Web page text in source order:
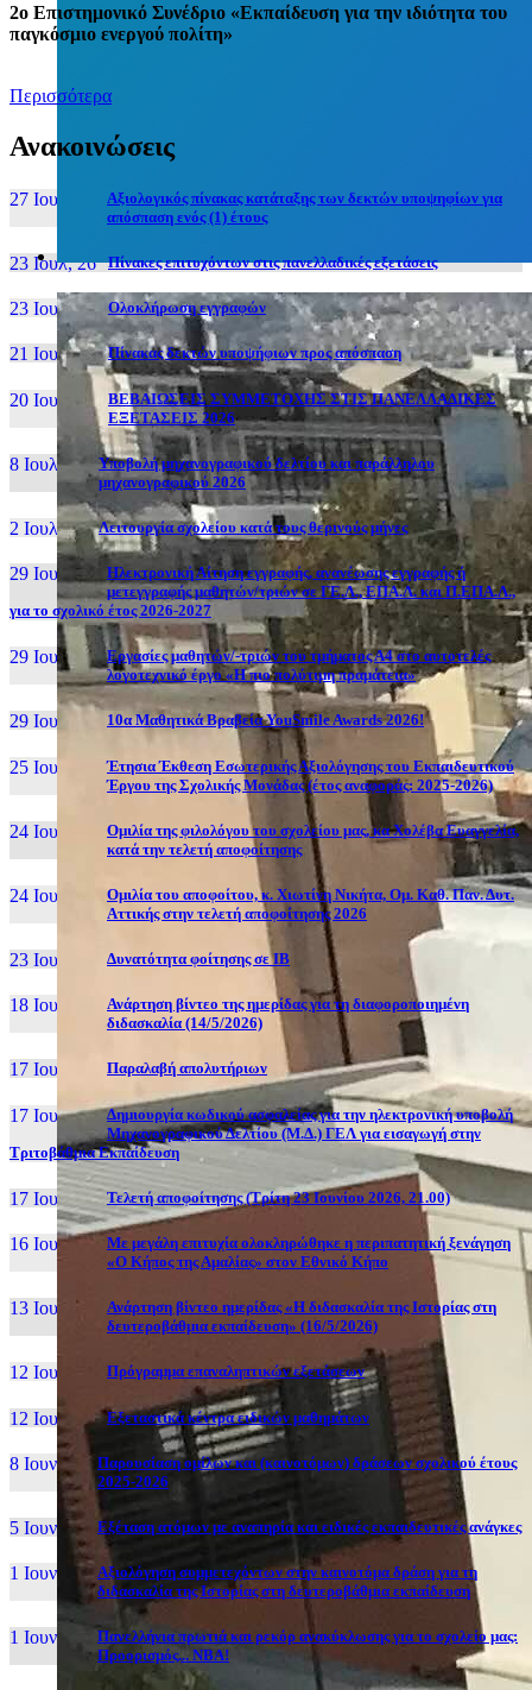
2ο Επιστημονικό Συνέδριο «Εκπαίδευση για την ιδιότητα του
παγκόσμιο ενεργού πολίτη»
Περισσότερα
Ανακοινώσεις
27 Ιουν, 26
Αξιολογικός πίνακας κατάταξης των δεκτών υποψηφίων για
απόσπαση ενός (1) έτους
23 Ιουλ, 26 Πίνακες επιτυχόντων στις πανελλαδικές εξετάσεις
23 Ιουλ, 26 Ολοκλήρωση εγγραφών
21 Ιουλ, 26 Πίνακας δεκτών υποψήφιων προς απόσπαση
20 Ιουλ, 26
ΒΕΒΑΙΩΣΕΙΣ ΣΥΜΜΕΤΟΧΗΣ ΣΤΙΣ ΠΑΝΕΛΛΑΔΙΚΕΣ
ΕΞΕΤΑΣΕΙΣ 2026
8 Ιουλ, 26
Υποβολή μηχανογραφικού δελτίου και παράλληλου
μηχανογραφικού 2026
2 Ιουλ, 26 Λειτουργία σχολείου κατά τους θερινούς μήνες
29 Ιουν, 26
Ηλεκτρονική Αίτηση εγγραφής, ανανέωσης εγγραφής ή
μετεγγραφής μαθητών/τριών σε ΓΕ.Λ., ΕΠΑ.Λ. και Π.ΕΠΑ.Λ.,
για το σχολικό έτος 2026-2027
29 Ιουν, 26
Εργασίες μαθητών/-τριών του τμήματος Α4 στο αυτοτελές
λογοτεχνικό έργο «Η πιο πολύτιμη πραμάτεια»
29 Ιουν, 26 10α Μαθητικά Βραβεία YouSmile Awards 2026!
25 Ιουν, 26
Έτησια Έκθεση Εσωτερικής Αξιολόγησης του Εκπαιδευτικού
Έργου της Σχολικής Μονάδας (έτος αναφοράς: 2025-2026)
24 Ιουν, 26
Ομιλία της φιλολόγου του σχολείου μας, κα Χολέβα Ευαγγελία,
κατά την τελετή αποφοίτησης
24 Ιουν, 26
Ομιλία του αποφοίτου, κ. Χιωτίνη Νικήτα, Ομ. Καθ. Παν. Δυτ.
Αττικής στην τελετή αποφοίτησης 2026
23 Ιουν, 26 Δυνατότητα φοίτησης σε ΙΒ
18 Ιουν, 26
Ανάρτηση βίντεο της ημερίδας για τη διαφοροποιημένη
διδασκαλία (14/5/2026)
17 Ιουν, 26 Παραλαβή απολυτήριων
17 Ιουν, 26
Δημιουργία κωδικού ασφαλείας για την ηλεκτρονική υποβολή
Μηχανογραφικού Δελτίου (Μ.Δ.) ΓΕΛ για εισαγωγή στην
Τριτοβάθμια Εκπαίδευση
17 Ιουν, 26 Τελετή αποφοίτησης (Τρίτη 23 Ιουνίου 2026, 21.00)
16 Ιουν, 26
Με μεγάλη επιτυχία ολοκληρώθηκε η περιπατητική ξενάγηση
«Ο Κήπος της Αμαλίας» στον Εθνικό Κήπο
13 Ιουν, 26
Ανάρτηση βίντεο ημερίδας «Η διδασκαλία της Ιστορίας στη
δευτεροβάθμια εκπαίδευση» (16/5/2026)
12 Ιουν, 26 Πρόγραμμα επαναληπτικών εξετάσεων
12 Ιουν, 26 Εξεταστικά κέντρα ειδικών μαθημάτων
8 Ιουν, 26
Παρουσίαση ομίλων και (καινοτόμων) δράσεων σχολικού έτους
2025-2026
5 Ιουν, 26 Εξέταση ατόμων με αναπηρία και ειδικές εκπαιδευτικές ανάγκες
1 Ιουν, 26
Αξιολόγηση συμμετεχόντων στην καινοτόμα δράση για τη
διδασκαλία της Ιστορίας στη δευτεροβάθμια εκπαίδευση
1 Ιουν, 26
Πανελλήνια πρωτιά και ρεκόρ ανακύκλωσης για το σχολείο μας:
Προορισμός... NBA!